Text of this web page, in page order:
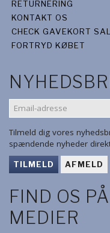
RETURNERING
KONTAKT OS
CHECK GAVEKORT
FORTRYD KØBET
EMAIL-
ADRESSE
Tilmeld dig vores
spændende nyheder
TILMELD AFMELD
FIND OS
MEDIER